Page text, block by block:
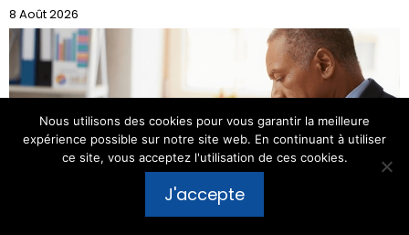
8 Août 2026
Publier un commentaire
Nous utilisons des cookies pour vous garantir la meilleure
expérience possible sur notre site web. En continuant à utiliser
ce site, vous acceptez l'utilisation de ces cookies.
J'accepte